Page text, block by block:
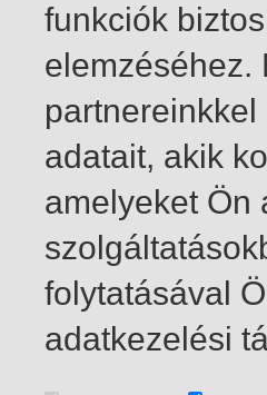
1-5 / insgesamt 5 Treffer
funkciók
elemzéséhez.
adatait, akik
amelyeket Ön
folytatásával
adatkezelési